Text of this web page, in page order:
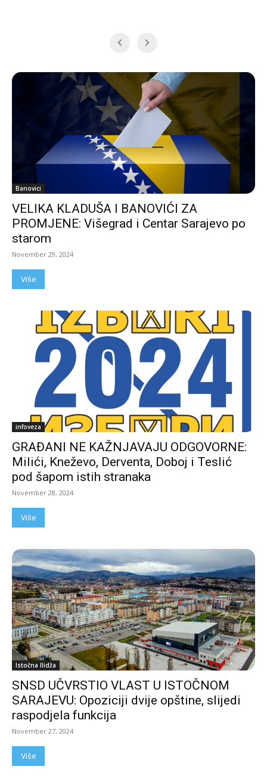
Banovici
VELIKA KLADUŠA I BANOVIĆI ZA
PROMJENE: Višegrad i Centar Sarajevo po
starom
November 29, 2024
Više
infoveza
GRAĐANI NE KAŽNJAVAJU ODGOVORNE:
Milići, Kneževo, Derventa, Doboj i Teslić
pod šapom istih stranaka
November 28, 2024
Više
Istočna Ilidža
SNSD UČVRSTIO VLAST U ISTOČNOM
SARAJEVU: Opoziciji dvije opštine, slijedi
raspodjela funkcija
November 27, 2024
Više